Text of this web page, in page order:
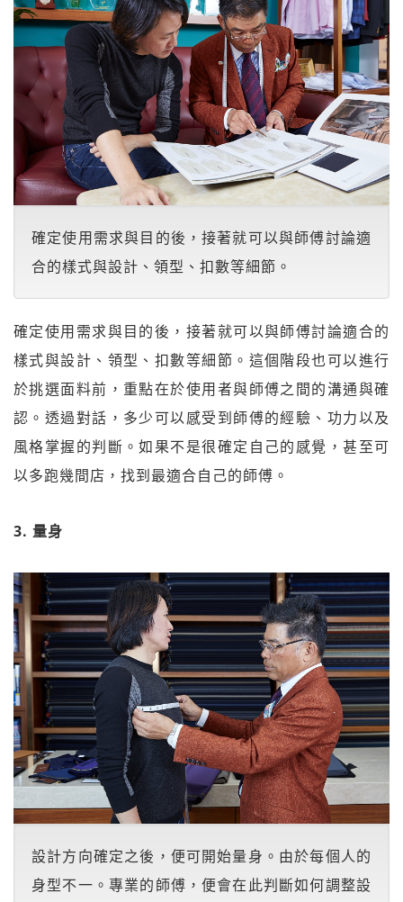
確定使用需求與目的後，接著就可以與師傅討論適
合的樣式與設計、領型、扣數等細節。
確定使用需求與目的後，接著就可以與師傅討論適合的
樣式與設計、領型、扣數等細節。這個階段也可以進行
於挑選面料前，重點在於使用者與師傅之間的溝通與確
認。透過對話，多少可以感受到師傅的經驗、功力以及
風格掌握的判斷。如果不是很確定自己的感覺，甚至可
以多跑幾間店，找到最適合自己的師傅。
3. 量身
設計方向確定之後，便可開始量身。由於每個人的
身型不一。專業的師傅，便會在此判斷如何調整設